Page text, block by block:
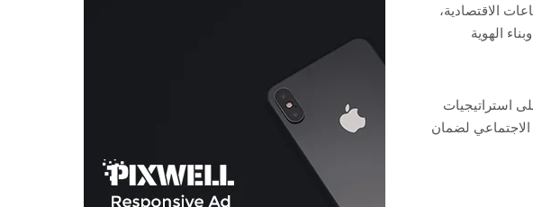
الاقتصادية،
وبناء الهوية
استراتيجيات
لضمان